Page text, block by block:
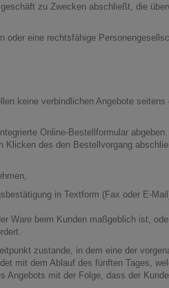
zu Zwecken abschließt, die
eine rechtsfähige
keine verbindlichen Angebote
Online-Bestellformular
des den Bestellvorgang
in Textform (Fax oder E-
Ware beim Kunden maßgeblich ist,
zustande, in dem eine der
mit dem Ablauf des fünften Tages,
mit der Folge, dass der